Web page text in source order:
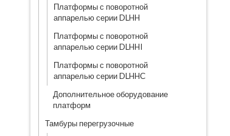
Платформы с поворотной
аппарелью серии DLHH
Платформы с поворотной
аппарелью серии DLHHI
Платформы с поворотной
аппарелью серии DLHHС
Дополнительное оборудование
платформ
Тамбуры перегрузочные